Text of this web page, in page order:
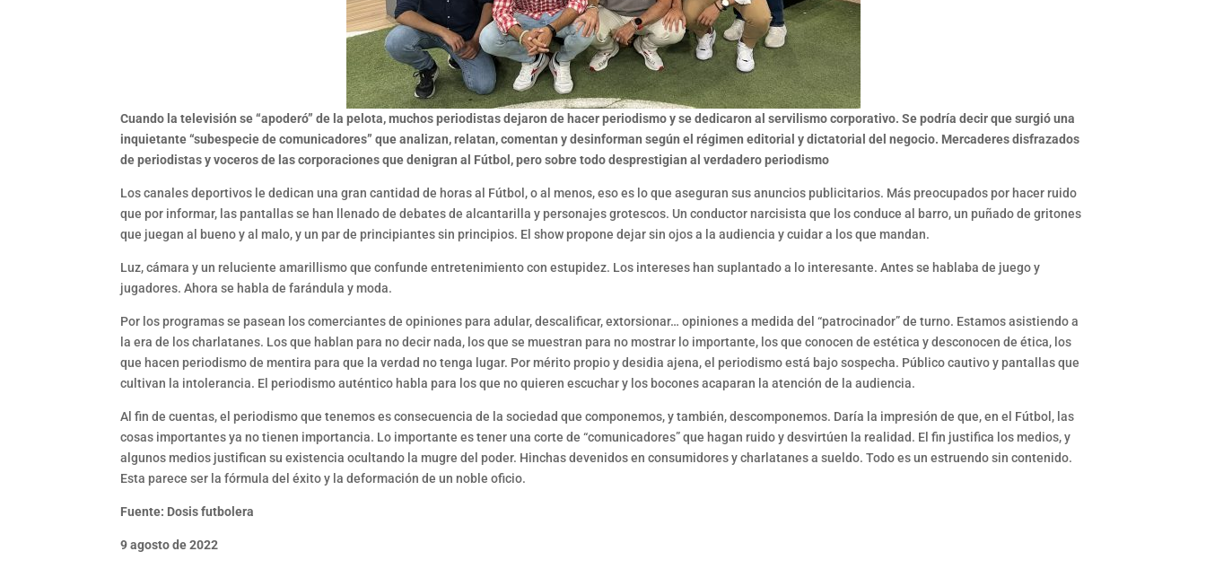
Cuando la televisión se “apoderó” de la pelota, muchos periodistas dejaron de hacer periodismo y se dedicaron al servilismo corporativo. Se podría decir que surgió una
inquietante “subespecie de comunicadores” que analizan, relatan, comentan y desinforman según el régimen editorial y dictatorial del negocio. Mercaderes disfrazados
de periodistas y voceros de las corporaciones que denigran al Fútbol, pero sobre todo desprestigian al verdadero periodismo
Los canales deportivos le dedican una gran cantidad de horas al Fútbol, o al menos, eso es lo que aseguran sus anuncios publicitarios. Más preocupados por hacer ruido
que por informar, las pantallas se han llenado de debates de alcantarilla y personajes grotescos. Un conductor narcisista que los conduce al barro, un puñado de gritones
que juegan al bueno y al malo, y un par de principiantes sin principios. El show propone dejar sin ojos a la audiencia y cuidar a los que mandan.
Luz, cámara y un reluciente amarillismo que confunde entretenimiento con estupidez. Los intereses han suplantado a lo interesante. Antes se hablaba de juego y
jugadores. Ahora se habla de farándula y moda.
Por los programas se pasean los comerciantes de opiniones para adular, descalificar, extorsionar… opiniones a medida del “patrocinador” de turno. Estamos asistiendo a
la era de los charlatanes. Los que hablan para no decir nada, los que se muestran para no mostrar lo importante, los que conocen de estética y desconocen de ética, los
que hacen periodismo de mentira para que la verdad no tenga lugar. Por mérito propio y desidia ajena, el periodismo está bajo sospecha. Público cautivo y pantallas que
cultivan la intolerancia. El periodismo auténtico habla para los que no quieren escuchar y los bocones acaparan la atención de la audiencia.
Al fin de cuentas, el periodismo que tenemos es consecuencia de la sociedad que componemos, y también, descomponemos. Daría la impresión de que, en el Fútbol, las
cosas importantes ya no tienen importancia. Lo importante es tener una corte de “comunicadores” que hagan ruido y desvirtúen la realidad. El fin justifica los medios, y
algunos medios justifican su existencia ocultando la mugre del poder. Hinchas devenidos en consumidores y charlatanes a sueldo. Todo es un estruendo sin contenido.
Esta parece ser la fórmula del éxito y la deformación de un noble oficio.
Fuente: Dosis futbolera
9 agosto de 2022